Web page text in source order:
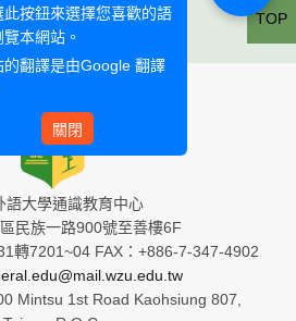
語大學通識教育中心
民族一路900號至善樓6F
轉7201~04 FAX：+886-7-347-4902
Mintsu 1st Road Kaohsiung 807,
TOP
此按鈕來選擇您喜歡的語
本網站。
的翻譯是由Google 翻譯
關閉